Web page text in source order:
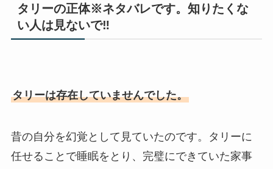
タリーの正体※ネタバレです。知りたくな
い人は見ないで‼
タリーは存在していませんでした。
昔の自分を幻覚として見ていたのです。タリーに
任せることで睡眠をとり、完璧にできていた家事